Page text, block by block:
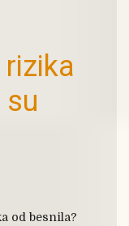
od besnila?